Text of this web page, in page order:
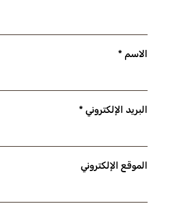
الاسم *
البريد الإلكتروني *
الموقع الإلكتروني